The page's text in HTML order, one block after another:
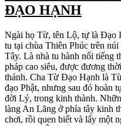
ĐẠO HẠNH
Ngài họ Từ, tên Lộ, tự là Đạo
tu tại chùa Thiên Phúc trên
Tây. Là nhà tu hành nổi tiếng
pháp cao siêu, được đương
thánh. Cha Từ Đạo Hạnh là
đạo Phật, nhưng sau đó hoàn
đời Lý, trong kinh thành.
làng An Lãng ở phía tây kinh
chơi, rồi quen biết và lấy một